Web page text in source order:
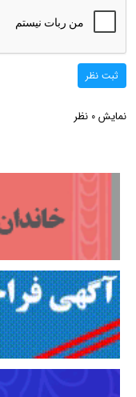
ثبت نظر
نمایش 0 نظر